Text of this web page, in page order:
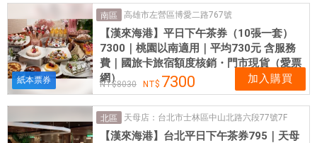
紙本票券
南區 高雄市左營區博愛二路767號
【漢來海港】平日下午茶券（10張一套）
7300｜桃園以南適用｜平均730元 含服務
費｜國旅卡旅宿額度核銷・門市現貨（愛票
網）8030 7300 加入購買
北區 天母店：台北市士林區中山北路六段77號7F
【漢來海港】台北平日下午茶券795｜天母